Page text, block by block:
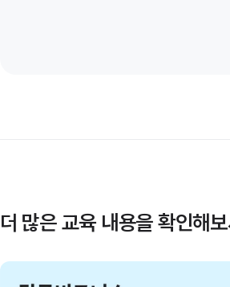
더 많은 교육 내용을 확인해